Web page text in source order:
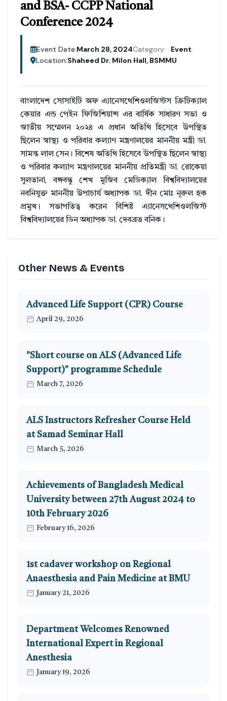
and BSA- CCPP National
Conference 2024
Event Date:March 28, 2024Category:
Event
Location:Shaheed Dr. Milon Hall, BSMMU
বাংলাদেশ সোসাইটি অফ এ্যানেসথেশিওলজিস্টস ক্রিটিক্যাল
কেয়ার এন্ড পেইন ফিজিশিয়ান্স এর বার্ষিক সাধারণ সভা ও
জাতীয় সম্মেলন ২০২৪ এ প্রধান অতিথি হিসেবে উপস্থিত
ছিলেন স্বাস্থ্য ও পরিবার কল্যাণ মন্ত্রণালয়ের মাননীয় মন্ত্রী ডা.
সামন্ত লাল সেন। বিশেষ অতিথি হিসেবে উপস্থিত ছিলেন স্বাস্থ্য
ও পরিবার কল্যাণ মন্ত্রণালয়ের মাননীয় প্রতিমন্ত্রী ডা. রোকেয়া
সুলতানা, বঙ্গবন্ধু শেখ মুজিব মেডিক্যাল বিশ্ববিদ্যালয়ের
নবনিযুক্ত মাননীয় উপাচার্য অধ্যাপক ডা. দীন মোঃ নূরুল হক
প্রমুখ। সভাপতিত্ব করেন বিশিষ্ট এ্যানেসথেশিওলজিস্ট
বিশ্ববিদ্যালয়ের ডিন অধ্যাপক ডা. দেবব্রত বনিক।
Other News & Events
Advanced Life Support (CPR) Course
April 29, 2026
"Short course on ALS (Advanced Life
Support)" programme Schedule
March 7, 2026
ALS Instructors Refresher Course Held
at Samad Seminar Hall
March 5, 2026
Achievements of Bangladesh Medical
University between 27th August 2024 to
10th February 2026
February 16, 2026
1st cadaver workshop on Regional
Anaesthesia and Pain Medicine at BMU
January 21, 2026
Department Welcomes Renowned
International Expert in Regional
Anesthesia
January 19, 2026